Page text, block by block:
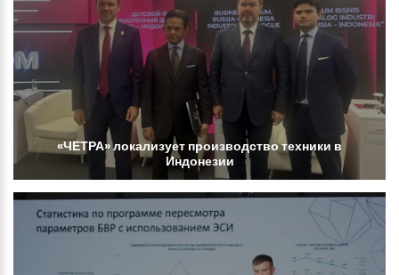
«ЧЕТРА»локализует производствотехники в
Индонезии